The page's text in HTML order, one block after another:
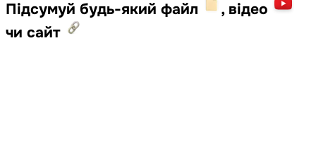
Підсумуй будь-який файл
, відео
чи сайт